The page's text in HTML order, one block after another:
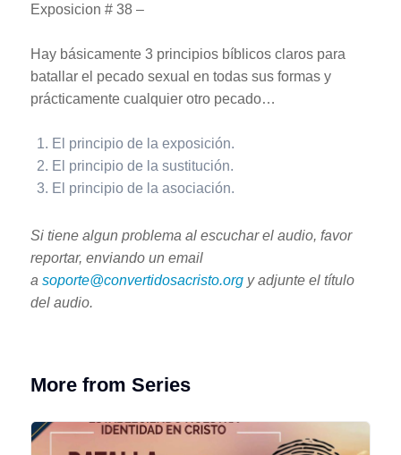
Exposicion # 38 –
Hay básicamente 3 principios bíblicos claros para
batallar el pecado sexual en todas sus formas y
prácticamente cualquier otro pecado…
El principio de la exposición.
El principio de la sustitución.
El principio de la asociación.
Si tiene algun problema al escuchar el audio, favor
reportar, enviando un email
a soporte@convertidosacristo.orgy adjunte el título
del audio.
More from Series